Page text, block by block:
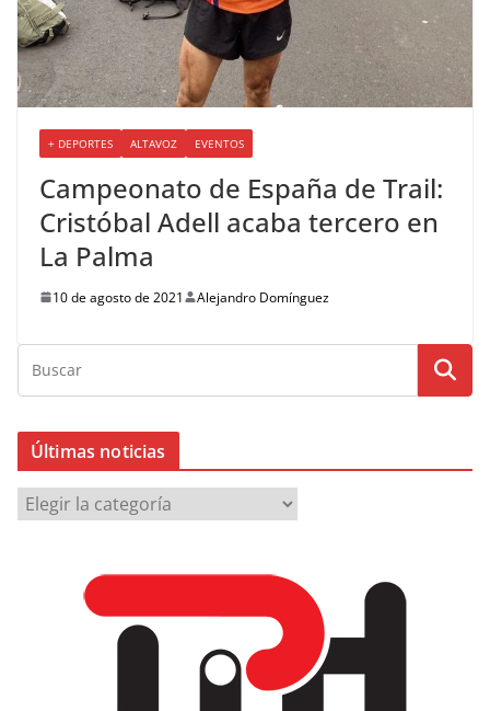
+ DEPORTES ALTAVOZ EVENTOS
Campeonato de España de Trail:
Cristóbal Adell acaba tercero en
La Palma
10 de agosto de 2021 Alejandro Domínguez
Últimas noticias
Ú
l